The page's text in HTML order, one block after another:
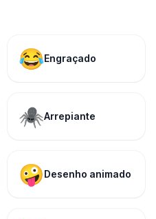
😂Engraçado
🕷️Arrepiante
🤪Desenho animado